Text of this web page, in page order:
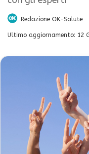
Redazione OK-Salute
Ultimo aggiornamento: 12